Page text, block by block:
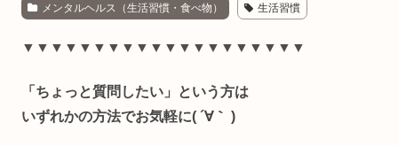
c
e
o
n
e
a
i
p
y
L
i
メンタルヘルス（生活習慣・食べ物） 生活習慣
▼▼▼▼▼▼▼▼▼▼▼▼▼▼▼▼▼▼▼▼
「ちょっと質問したい」という方は
いずれかの方法でお気軽に( ´∀｀ )